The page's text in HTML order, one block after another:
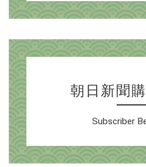
朝日新聞
Subscriber